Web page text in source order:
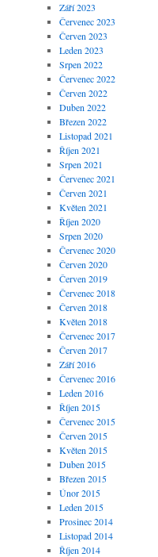
Září 2023
Červenec 2023
Červen 2023
Leden 2023
Srpen 2022
Červenec 2022
Červen 2022
Duben 2022
Březen 2022
Listopad 2021
Říjen 2021
Srpen 2021
Červenec 2021
Červen 2021
Květen 2021
Říjen 2020
Srpen 2020
Červenec 2020
Červen 2020
Červen 2019
Červenec 2018
Červen 2018
Květen 2018
Červenec 2017
Červen 2017
Září 2016
Červenec 2016
Leden 2016
Říjen 2015
Červenec 2015
Červen 2015
Květen 2015
Duben 2015
Březen 2015
Únor 2015
Leden 2015
Prosinec 2014
Listopad 2014
Říjen 2014